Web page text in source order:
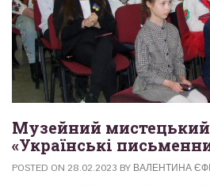
Музейний
«Українські
POSTED ON 28.02.2023 BY ВАЛЕНТИНА